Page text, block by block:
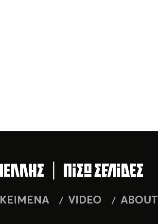
ΚΕΙΜΕΝΑ VIDEO ABOUT